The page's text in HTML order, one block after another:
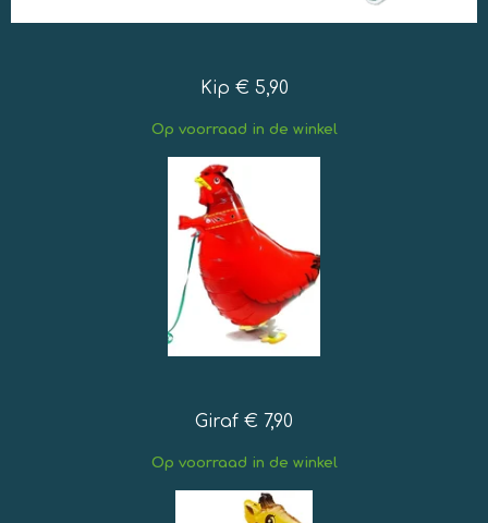
Kip € 5,90
Op voorraad in de winkel
Giraf € 7,90
Op voorraad in de winkel